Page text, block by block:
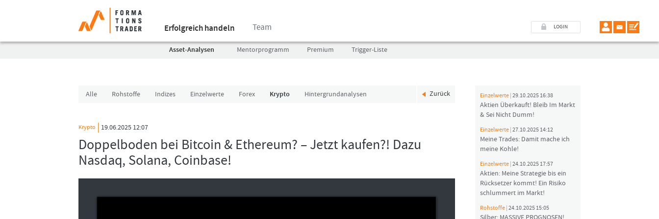
Erfolgreich handeln Team LOGIN
Asset-Analysen Mentorprogramm Premium Trigger-Liste
Alle Rohstoffe Indizes Einzelwerte Forex Krypto Hintergrundanalysen
Krypto 19.06.2025 12:07
Doppelboden bei Bitcoin & Ethereum? – Jetzt kaufen?! Dazu
Nasdaq, Solana, Coinbase!
Zurück Einzelwerte | 29.10.2025 16:38
Aktien Überkauft! Bleib Im Markt
& Sei Nicht Dumm!
Einzelwerte | 27.10.2025 14:12
Meine Trades: Damit mache ich
meine Kohle!
Einzelwerte | 24.10.2025 17:57
Aktien: Meine Strategie bis ein
Rücksetzer kommt! Ein Risiko
schlummert im Markt!
Rohstoffe | 24.10.2025 15:05
Adresse
in
jetzt?
Programm
unterschiedliche